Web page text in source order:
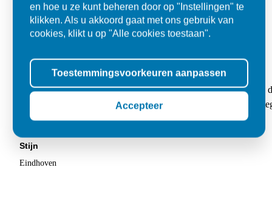
Kwaliteit en flexibel
"Mijn bestelling werd netjes op het afgesproken tijdstip geleverd
chauffeur. Had behoorlijk wat tegels besteld en letterlijk geen 1
kwaliteit. Eindresultaat is heel mooi."
Stijn
Eindhoven
en hoe u ze kunt beheren door op "Instellingen" te
klikken. Als u akkoord gaat met ons gebruik van
cookies, klikt u op "Alle cookies toestaan".
Toestemmingsvoorkeuren aanpassen
Accepteer